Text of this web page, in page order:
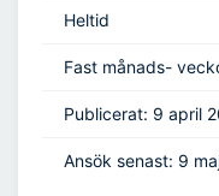
Heltid
Fast månads-
Publicerat: 9 april
Ansök senast: 9